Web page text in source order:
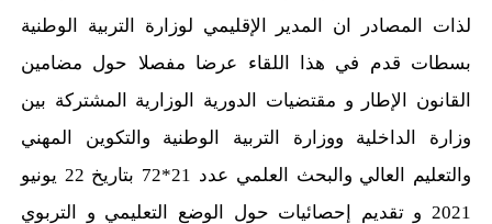
لذات المصادر ان المدير الإقليمي لوزارة التربية الوطنية
بسطات قدم في هذا اللقاء عرضا مفصلا حول مضامين
القانون الإطار و مقتضيات الدورية الوزارية المشتركة بين
وزارة الداخلية ووزارة التربية الوطنية والتكوين المهني
والتعليم العالي والبحث العلمي عدد 21*72 بتاريخ 22 يونيو
2021 و تقديم إحصائيات حول الوضع التعليمي و التربوي